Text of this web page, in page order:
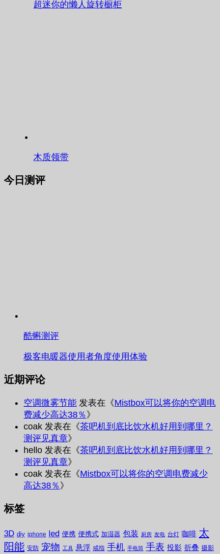
超迷你的懒人旋转橱柜
木质领带
今日测评
酷蝌测评
极客电暖器使用者角度使用体验
近期评论
空调微雾节能 发表在《Mistbox可以将你的空调电
费减少高达38％》
coak 发表在《茶吧机到底比饮水机好用到哪里？
测评见真章》
hello 发表在《茶吧机到底比饮水机好用到哪里？
测评见真章》
coak 发表在《Mistbox可以将你的空调电费减少
高达38％》
标签
3D diy iphone led 便携 便携式 加湿器 包装 厨房 发电 台灯 咖啡 太
阳能 安防 宠物 工具 悬浮 戒指 手机 手电筒 手表 投影 折叠 摄影